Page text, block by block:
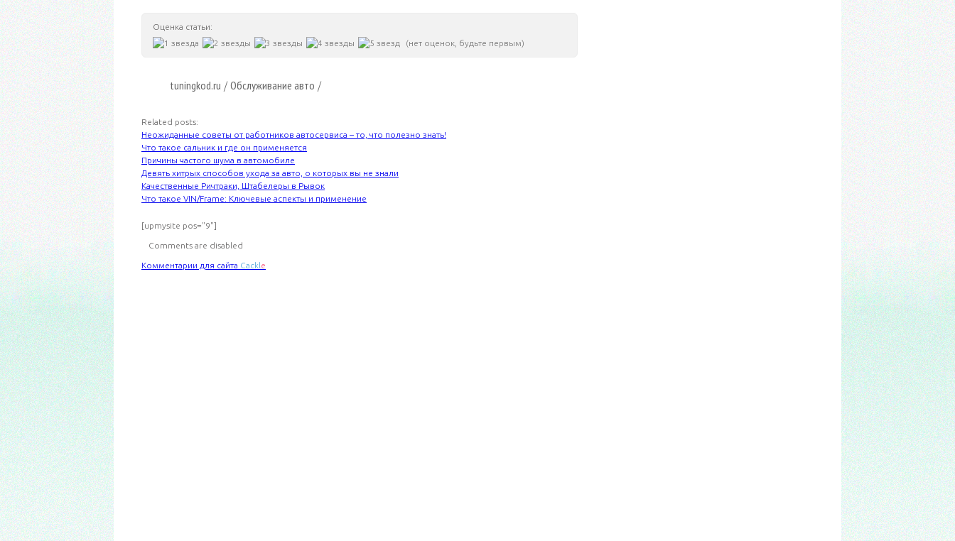
Оценка статьи:
(нет оценок, будьте первым)
tuningkod.ru / Обслуживание авто /
Related posts:
Неожиданные советы от работников автосервиса – то, что полезно знать!
Что такое сальник и где он применяется
Причины частого шума в автомобиле
Девять хитрых способов ухода за авто, о которых вы не знали
Качественные Ричтраки, Штабелеры в Рывок
Что такое VIN/Frame: Ключевые аспекты и применение
[upmysite pos="9"]
Comments are disabled
Комментарии для сайта Cackle